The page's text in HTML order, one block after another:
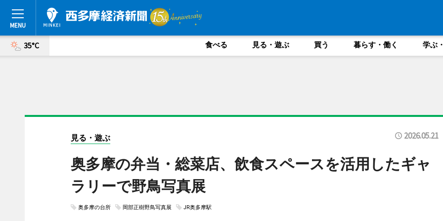
35°C 食べる 見る・遊ぶ 買う 暮らす・働く 学ぶ
見る・遊ぶ 2026.05.21
奥多摩の弁当・総菜店、飲食スペースを活用したギャ
ラリーで野鳥写真展
奥多摩の台所 岡部正樹野鳥写真展 JR奥多摩駅